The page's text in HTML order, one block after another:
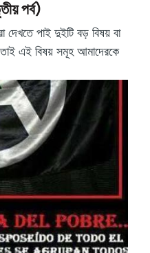
পর্ব)
দেখতে পাই দুইটি বড় বিষয় বা
তাই এই বিষয় সমূহ আমাদেরকে